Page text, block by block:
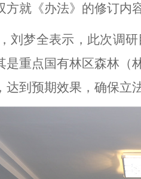
就《办法》的修订内
刘梦全表示，此次调
重点国有林区森林
到预期效果，确保立